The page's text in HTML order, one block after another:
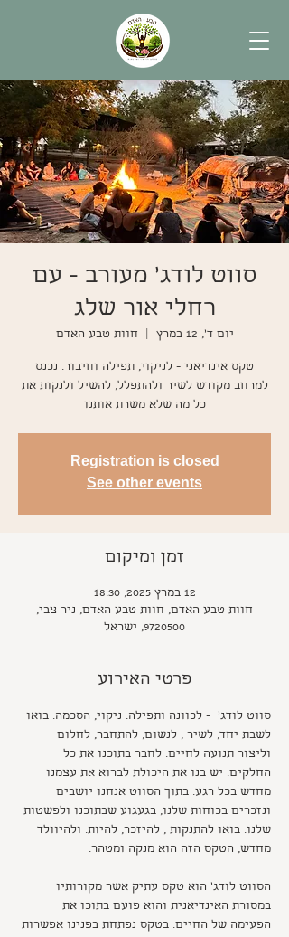
סווט לודג׳ מעורב - עם
רחלי אור שלג
יום ד׳, 12 במרץ חוות טבע האדם
טקס אינדיאני - לניקוי, תפילה וחיבור. נכנס
למרחב מקודש לשיר ולהתפלל, להשיל ולנקות את
כל מה שלא משרת אותנו
Registration is closed
See other events
זמן ומיקום
12 במרץ 2025, 18:30
חוות טבע האדם, חוות טבע האדם, ניר צבי,
9720500, ישראל
פרטי האירוע
סווט לודג'  - לכוונה ותפילה. ניקוי, הסכמה. בואו
לשבת יחד, לשיר , לנשום, להתחבר, לחלום
וליצור תנועה לחיים. לחבר בתוכנו את כל
החלקים. יש בנו את היכולת לברוא את עצמנו
מחדש בכל רגע. בתוך הסווט אנחנו יושבים
ונזכרים בכוחות שלנו, בגעגוע שבתוכנו ולפשטות
שלנו. בואו להתנקות , להיזכר, להיות. ולהיוולד
מחדש, הטקס הזה הוא מנקה ומטהר.
הסווט לודג' הוא טקס עתיק אשר מקורותיו
במסורת האינדיאנית והוא פועם בתוכו את
הפעימה של החיים. בטקס נפתחת בפנינו אפשרות